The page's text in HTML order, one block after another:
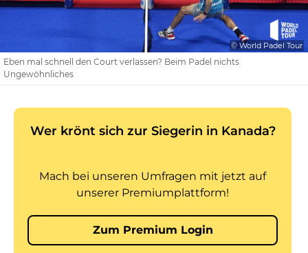
© World Padel Tour
Eben mal schnell den Court verlassen? Beim Padel nichts
Ungewöhnliches